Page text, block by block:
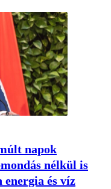
napok
nélkül is
energia és víz